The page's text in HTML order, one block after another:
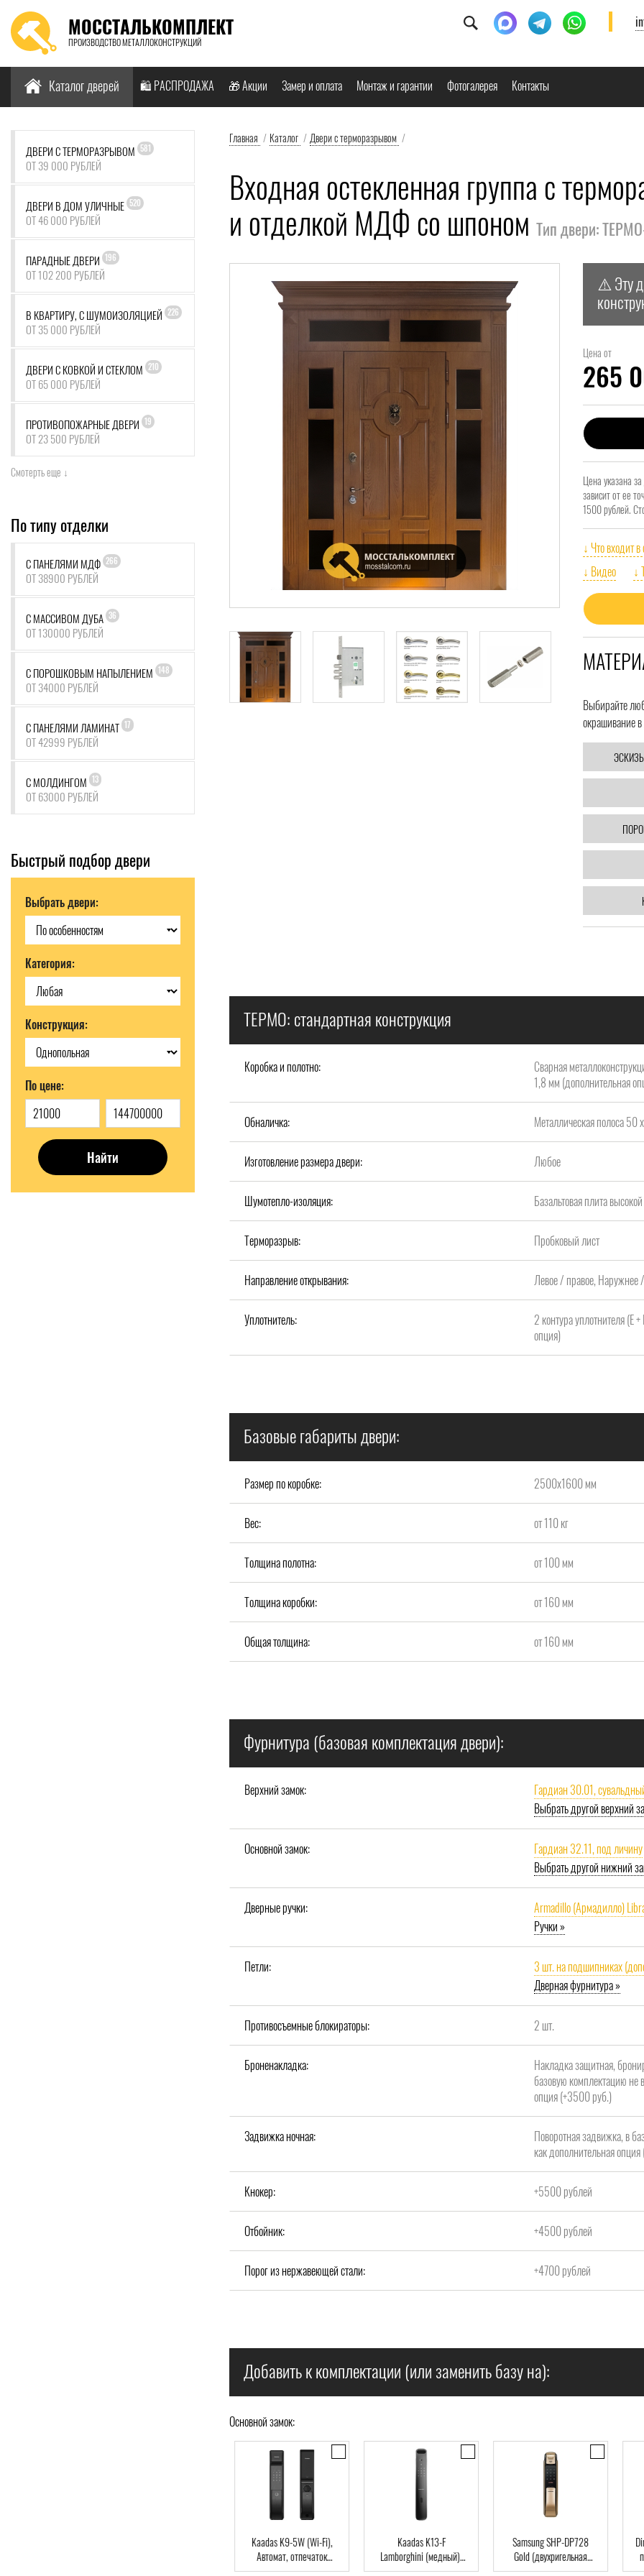
МОССТАЛЬКОМПЛЕКТ
ПРОИЗВОДСТВО МЕТАЛЛОКОНСТРУКЦИЙ
Каталог дверей 🛍️ РАСПРОДАЖА 🎁 Акции Замер и оплата Монтаж и гарантии Фотогалерея Контакты
ДВЕРИ С ТЕРМОРАЗРЫВОМ 581
ОТ 39 000 РУБЛЕЙ
ДВЕРИ В ДОМ УЛИЧНЫЕ 520
ОТ 46 000 РУБЛЕЙ
ПАРАДНЫЕ ДВЕРИ 196
ОТ 102 200 РУБЛЕЙ
В КВАРТИРУ, С ШУМОИЗОЛЯЦИЕЙ 226
ОТ 35 000 РУБЛЕЙ
ДВЕРИ С КОВКОЙ И СТЕКЛОМ 210
ОТ 65 000 РУБЛЕЙ
ПРОТИВОПОЖАРНЫЕ ДВЕРИ 19
ОТ 23 500 РУБЛЕЙ
Смотерть еще ↓
По типу отделки
С ПАНЕЛЯМИ МДФ 266
ОТ 38900 РУБЛЕЙ
С МАССИВОМ ДУБА 36
ОТ 130000 РУБЛЕЙ
С ПОРОШКОВЫМ НАПЫЛЕНИЕМ 148
ОТ 34000 РУБЛЕЙ
С ПАНЕЛЯМИ ЛАМИНАТ 17
ОТ 42999 РУБЛЕЙ
С МОЛДИНГОМ 13
ОТ 63000 РУБЛЕЙ
Быстрый подбор двери
Выбрать двери:
Категория:
Конструкция:
По цене:
Найти
Главная / Каталог / Двери с терморазрывом /
Входная остекленная группа с
и отделкой МДФ со шпоном Тип двери:
⚠️ Эту
Цена от
265
Цена указана
зависит от ее
1500 рублей.
↓ Что входит в
↓ Видео
↓
Выбирайте
окрашивание
ТЕРМО: стандартная конструкция
Коробка и полотно:
Сварная
1,8 мм (дополнительная
Обналичка: Металлическая полоса 50
Изготовление размера двери: Любое
Шумотепло-изоляция: Базальтовая плита
Терморазрыв: Пробковый лист
Направление открывания: Левое / правое, Наружнее
Уплотнитель:
2 контура уплотнителя (Е
опция)
Базовые габариты двери:
Размер по коробке: 2500х1600 мм
Вес: от 110 кг
Толщина полотна: от 100 мм
Толщина коробки: от 160 мм
Общая толщина: от 160 мм
Фурнитура (базовая комплектация двери):
Верхний замок:
Гардиан 30.01,
Выбрать другой верхний
Основной замок:
Гардиан 32.11, под личину
Выбрать другой нижний
Дверные ручки:
Armadillo (Армадилло)
Ручки »
Петли:
3 шт. на подшипниках
Дверная фурнитура »
Противосъемные блокираторы: 2 шт.
Броненакладка:
Накладка защитная,
базовую комплектацию не
опция (+3500 руб.)
Задвижка ночная:
Поворотная задвижка, в
как дополнительная
Кнокер: +5500 рублей
Отбойник: +4500 рублей
Порог из нержавеющей стали: +4700 рублей
Добавить к комплектации (или заменить базу на):
Основной замок:
Kaadas K9-5W (Wi-Fi),
Автомат, отпечаток
пальца, Wi-Fi, RFID-Card
Kaadas K13-F
Lamborghini (медный),
Автомат, Face-ID,
Samsung SHP-DP728
Gold (двухригельная
врезная часть), Автомат,